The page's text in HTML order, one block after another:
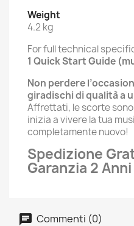
Weight
4.2 kg
For full technical
1 Quick Start Guide
Non perdere
giradischi di qualità a
Affrettati, le scorte
inizia a vivere la tua
completamente nuovo!
Spedizione
Garanzia 2 Anni
Commenti (0)